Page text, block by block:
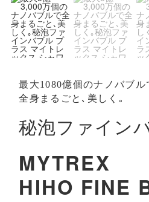
最大1080億個のナノバブル
全身まるごと､美しく｡
秘泡ファイン
MYTREX
HIHO FINE